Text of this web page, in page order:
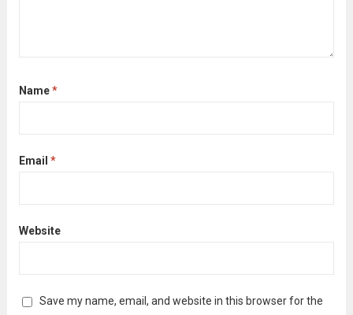
Name*
Email *
Website
Save my name, email, and website in this browser for the